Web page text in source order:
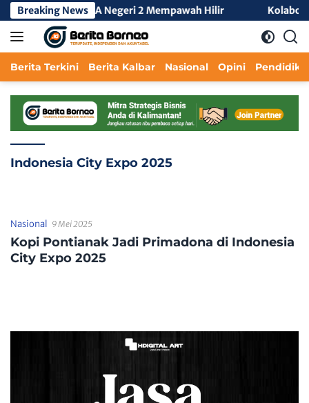
Langsung
ke
konten
Breaking News
Tengah 3 di SMA Negeri 2 Mempawah Hilir Kolaborasi
Berita Terkini Berita Kalbar Nasional Opini
Indonesia City Expo 2025
Nasional 9 Mei 2025
Kopi Pontianak Jadi Primadona di Indonesia
City Expo 2025